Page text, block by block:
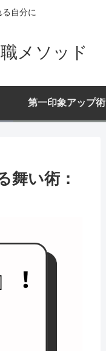
る自分に
メソッド
第一印象アップ術
舞い術：